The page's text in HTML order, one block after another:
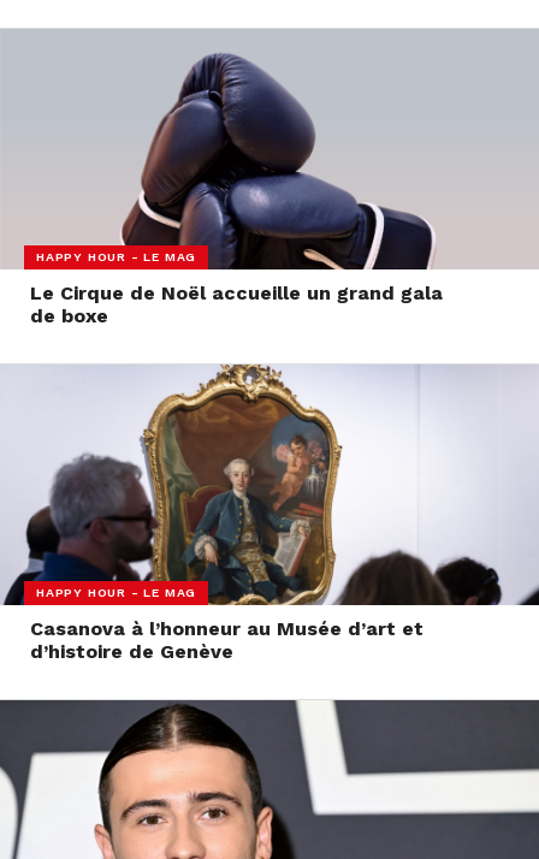
HAPPY HOUR - LE MAG
Le Cirque de Noël accueille un grand gala
de boxe
HAPPY HOUR - LE MAG
Casanova à l’honneur au Musée d’art et
d’histoire de Genève